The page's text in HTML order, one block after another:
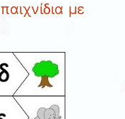
με